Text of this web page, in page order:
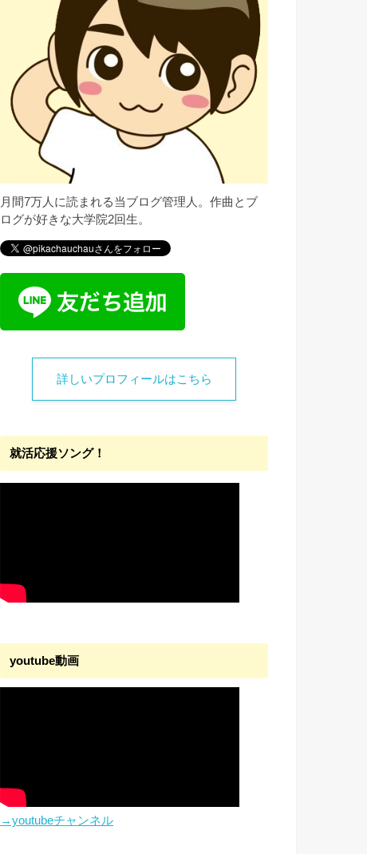
月間7万人に読まれる当ブログ管理人。作曲とブ
ログが好きな大学院2回生。
詳しいプロフィールはこちら
就活応援ソング！
youtube動画
→youtubeチャンネル